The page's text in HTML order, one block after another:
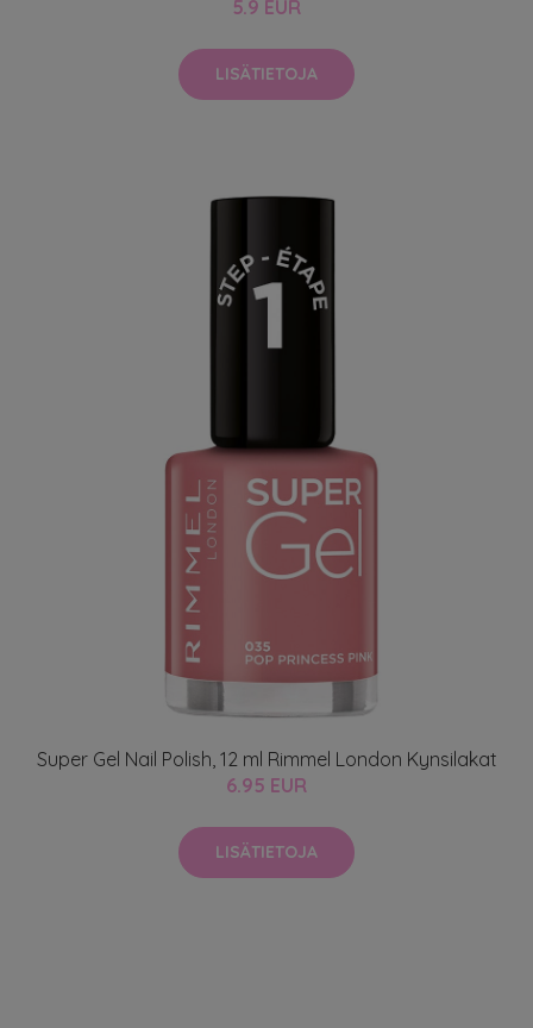
5.9 EUR
LISÄTIETOJA
Super Gel Nail Polish, 12 ml Rimmel London Kynsilakat
6.95 EUR
LISÄTIETOJA